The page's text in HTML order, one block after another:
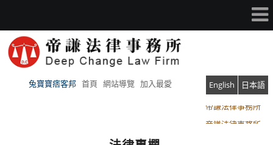
兔寶寶痞客邦 首頁 網站導覽 加入最愛 English
日本語